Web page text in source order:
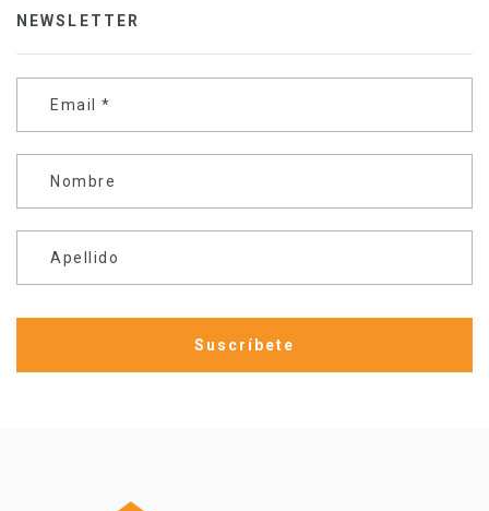
NEWSLETTER
Email *
Nombre
Apellido